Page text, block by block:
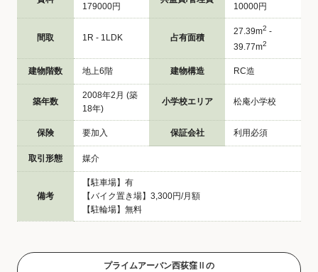
179000円
10000円
間取 1R - 1LDK 占有面積
27.39m2 -
39.77m2
建物階数 地上6階 建物構造 RC造
築年数
2008年2月 (築
18年)
小学校エリア 松庵小学校
保険 要加入 保証会社 利用必須
取引形態 媒介
備考
【駐車場】有
【バイク置き場】3,300円/月額
【駐輪場】無料
プライムアーバン西荻窪Ⅱの